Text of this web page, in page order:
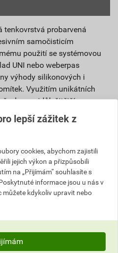
tenkovrstvá probarvená
samočisticím
použití se systémovou
UNI nebo weberpas
výhody silikonových i
Využitím unikátních
nejdůležitější
v exteriéru i interiéru a pro
omítky weberpas
prodlužuje životnost
náklady na její
jen nepatrný
lepší zážitek z
cookies, abychom zajistili
jejich výkon a přizpůsobili
na „Přijímám“ souhlasíte s
informace jsou u nás v
můžete kdykoliv upravit nebo